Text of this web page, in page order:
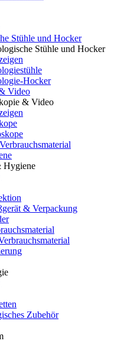
Stühle und Hocker
Stühle und Hocker
Hocker
Video
& Video
Hygiene
& Verpackung
Zubehör